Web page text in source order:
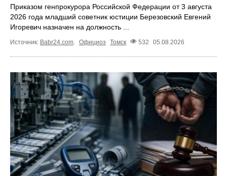
Приказом генпрокурора Российской Федерации от 3 августа
2026 года младший советник юстиции Березовский Евгений
Игоревич назначен на должность ...
Источник: Babr24.com Официоз Томск 532 05.08.2026